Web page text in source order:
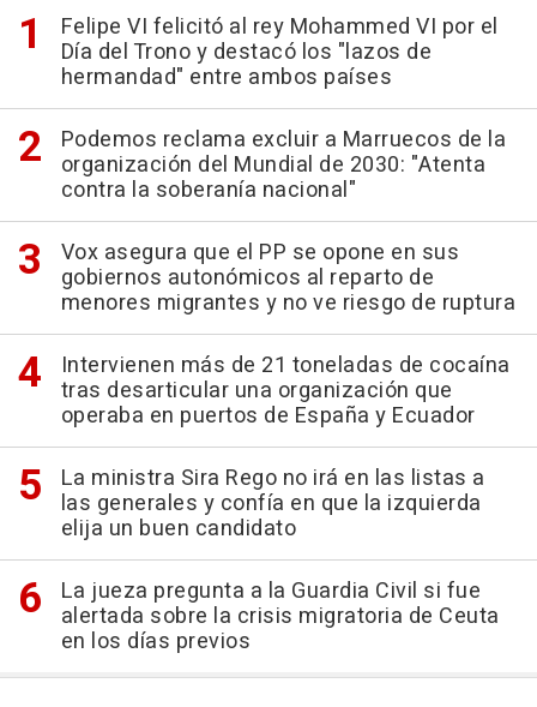
Felipe VI felicitó al rey Mohammed VI por el
Día del Trono y destacó los "lazos de
hermandad" entre ambos países
Podemos reclama excluir a Marruecos de la
organización del Mundial de 2030: "Atenta
contra la soberanía nacional"
Vox asegura que el PP se opone en sus
gobiernos autonómicos al reparto de
menores migrantes y no ve riesgo de ruptura
Intervienen más de 21 toneladas de cocaína
tras desarticular una organización que
operaba en puertos de España y Ecuador
La ministra Sira Rego no irá en las listas a
las generales y confía en que la izquierda
elija un buen candidato
La jueza pregunta a la Guardia Civil si fue
alertada sobre la crisis migratoria de Ceuta
en los días previos